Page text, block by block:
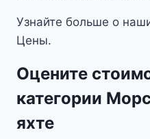
Узнайте больше о
Цены.
Оцените
категории
яхте